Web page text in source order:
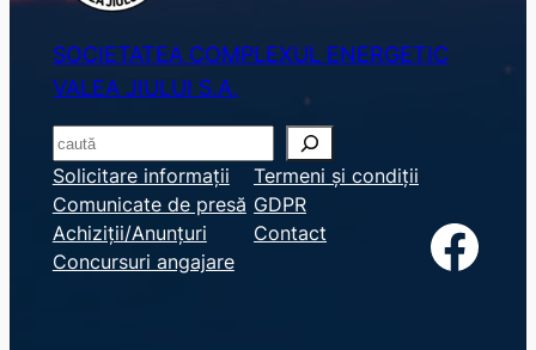
SOCIETATEA COMPLEXUL ENERGETIC
VALEA JIULUI S.A.
S
e
a
r
c
Solicitare informații
Comunicate de presă
Achiziții/Anunțuri
Concursuri angajare
Termeni și condiții
GDPR
Contact
Facebook